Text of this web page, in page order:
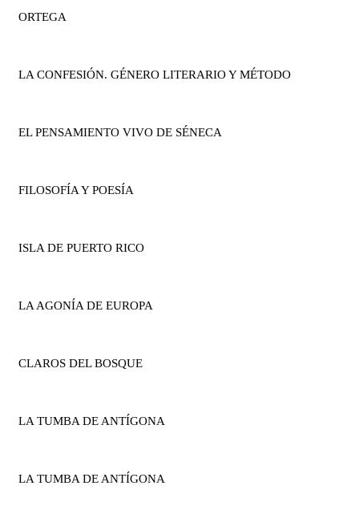
ORTEGA
LA CONFESIÓN. GÉNERO LITERARIO Y MÉTODO
EL PENSAMIENTO VIVO DE SÉNECA
FILOSOFÍA Y POESÍA
ISLA DE PUERTO RICO
LA AGONÍA DE EUROPA
CLAROS DEL BOSQUE
LA TUMBA DE ANTÍGONA
LA TUMBA DE ANTÍGONA